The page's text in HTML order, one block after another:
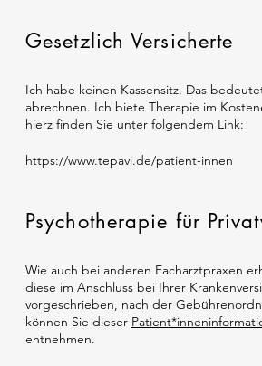
Gesetzlich Versicherte
Ich habe keinen Kassensitz. Das
abrechnen. Ich biete Therapie im
hierz finden Sie unter folgendem Link:
https://www.tepavi.de/patient-innen
​Psychotherapie für
Wie auch bei anderen Facharztpraxen
diese im Anschluss bei Ihrer
vorgeschrieben, nach der
können Sie dieser
entnehmen.